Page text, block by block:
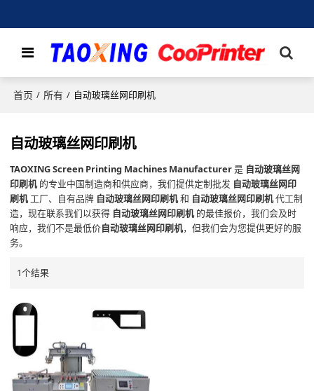
首页 / 所有 / 自动玻璃丝网印刷机
自动玻璃丝网印刷机
TAOXING Screen Printing Machines Manufacturer是 自动玻璃丝网
印刷机 的专业中国制造商和供应商，我们提供定制批发 自动玻璃丝网印
刷机 工厂、自有品牌 自动玻璃丝网印刷机和 自动玻璃丝网印刷机代工制
造，现在联系我们以获得 自动玻璃丝网印刷机 的最佳报价，我们会及时
响应，我们不是最低价自动玻璃丝网印刷机，但我们会为您提供更好的服
务。
1个结果